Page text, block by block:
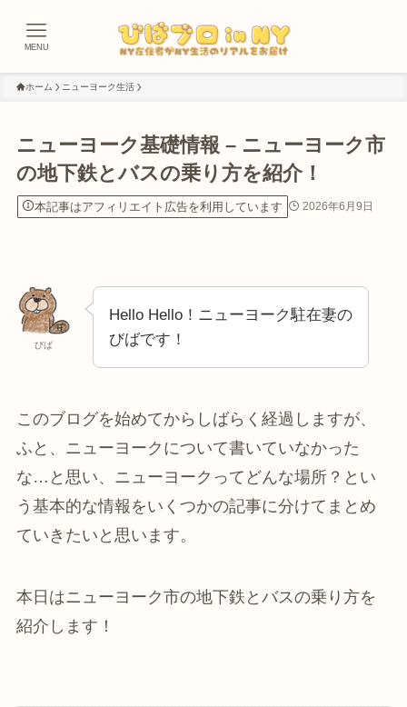
MENU
ホーム ニューヨーク生活
ニューヨーク基礎情報 – ニューヨーク市
の地下鉄とバスの乗り方を紹介！
本記事はアフィリエイト広告を利用しています 2026年6月9日
びば
Hello Hello！ニューヨーク駐在妻の
びばです！
このブログを始めてからしばらく経過しますが、
ふと、ニューヨークについて書いていなかった
な…と思い、ニューヨークってどんな場所？とい
う基本的な情報をいくつかの記事に分けてまとめ
ていきたいと思います。
本日はニューヨーク市の地下鉄とバスの乗り方を
紹介します！